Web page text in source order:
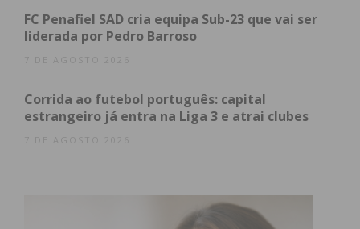
condições
FC Penafiel SAD cria equipa Sub-23 que vai ser
liderada por Pedro Barroso
7 DE AGOSTO 2026
Corrida ao futebol português: capital
estrangeiro já entra na Liga 3 e atrai clubes
7 DE AGOSTO 2026